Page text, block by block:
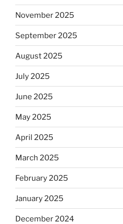
November 2025
September 2025
August 2025
July 2025
June 2025
May 2025
April 2025
March 2025
February 2025
January 2025
December 2024